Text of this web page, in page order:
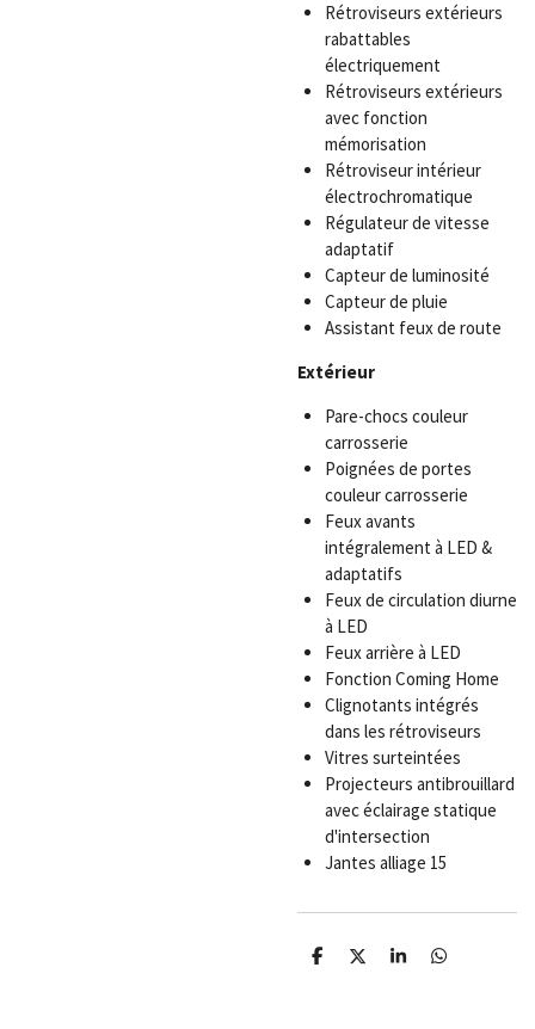
Rétroviseurs extérieurs
rabattables
électriquement
Rétroviseurs extérieurs
avec fonction
mémorisation
Rétroviseur intérieur
électrochromatique
Régulateur de vitesse
adaptatif
Capteur de luminosité
Capteur de pluie
Assistant feux de route
Extérieur
Pare-chocs couleur
carrosserie
Poignées de portes
couleur carrosserie
Feux avants
intégralement à LED &
adaptatifs
Feux de circulation diurne
à LED
Feux arrière à LED
Fonction Coming Home
Clignotants intégrés
dans les rétroviseurs
Vitres surteintées
Projecteurs antibrouillard
avec éclairage statique
d'intersection
Jantes alliage 15
P
P
P
P